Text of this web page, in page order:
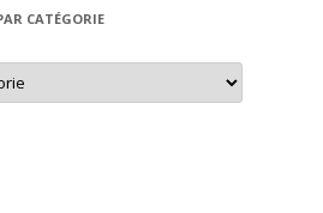
CATÉGORIE